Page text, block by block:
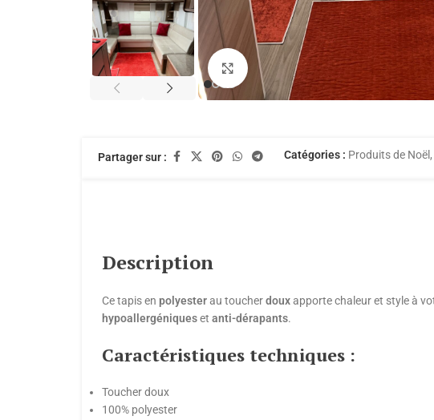
Agrandir
Partager sur : Catégories : Produits de Noël ,
Description
Ce tapis en polyesterau toucherdouxapporte chaleur et style à
hypoallergéniqueset anti-dérapants.
Caractéristiques techniques :
Toucher doux
100% polyester